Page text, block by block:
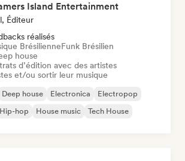
Island Entertainment
Éditeur
réalisés
BrésilienneFunk Brésilien
house
d’édition avec des artistes
et/ou sortir leur musique
Deep house Electronica
Electropop
Hip-hop House music Tech House